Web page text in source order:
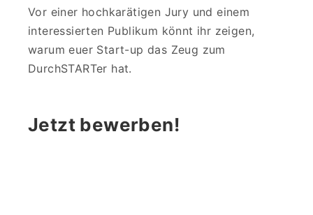
Vor einer hochkarätigen Jury und einem
interessierten Publikum könnt ihr zeigen,
warum euer Start-up das Zeug zum
DurchSTARTer hat.
Jetzt bewerben!